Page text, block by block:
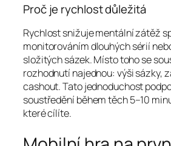
Proč je rychlost důležitá
Rychlost snižuje mentální zátěž
monitorováním dlouhých sérií
složitých sázek. Místo toho se
rozhodnutí najednou: výši sázky,
cashout. Tato jednoduchost
soustředění během těch 5–10
které cílíte.